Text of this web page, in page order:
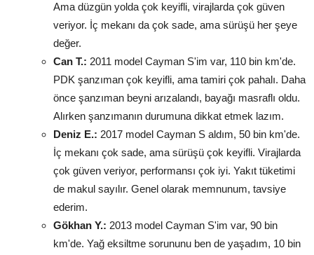
Ama düzgün yolda çok keyifli, virajlarda çok güven
veriyor. İç mekanı da çok sade, ama sürüşü her şeye
değer.
Can T.: 2011 model Cayman S'im var, 110 bin km'de.
PDK şanzıman çok keyifli, ama tamiri çok pahalı. Daha
önce şanzıman beyni arızalandı, bayağı masraflı oldu.
Alırken şanzımanın durumuna dikkat etmek lazım.
Deniz E.: 2017 model Cayman S aldım, 50 bin km'de.
İç mekanı çok sade, ama sürüşü çok keyifli. Virajlarda
çok güven veriyor, performansı çok iyi. Yakıt tüketimi
de makul sayılır. Genel olarak memnunum, tavsiye
ederim.
Gökhan Y.: 2013 model Cayman S'im var, 90 bin
km'de. Yağ eksiltme sorununu ben de yaşadım, 10 bin